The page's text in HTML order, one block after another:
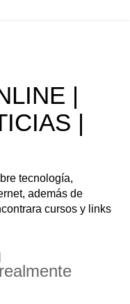
|
|
tecnología,
además de
cursos y links